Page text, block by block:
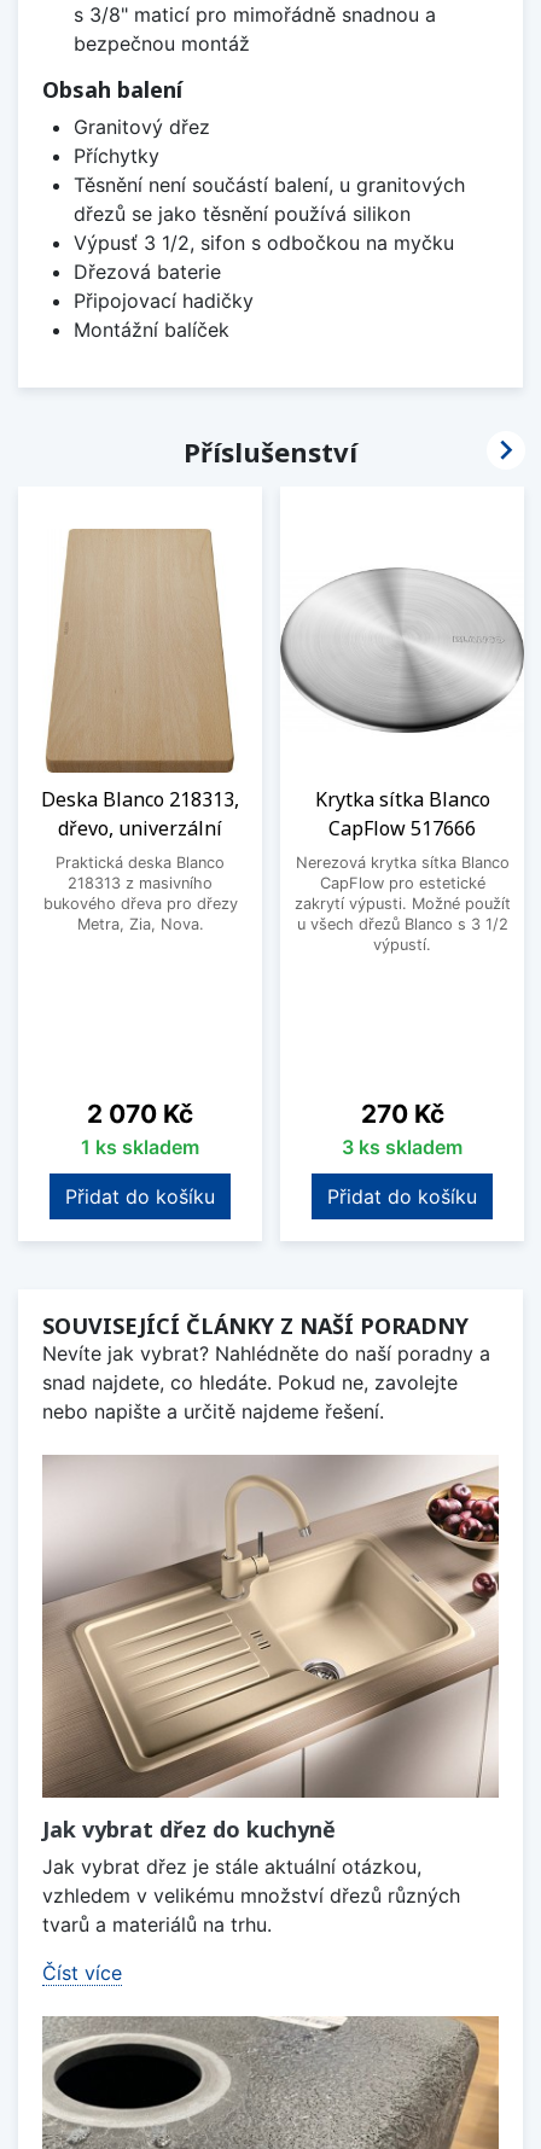
s 3/8" maticí pro mimořádně snadnou a
bezpečnou montáž
Obsah balení
Granitový dřez
Příchytky
Těsnění není součástí balení, u granitových
dřezů se jako těsnění používá silikon
Výpusť 3 1/2, sifon s odbočkou na myčku
Dřezová baterie
Připojovací hadičky
Montážní balíček
Příslušenství
Deska Blanco 218313,
dřevo, univerzální
Praktická deska Blanco
218313 z masivního
bukového dřeva pro dřezy
Metra, Zia, Nova.
Cena
2 070 Kč
1 ks skladem
Přidat do košíku
Krytka sítka Blanco
CapFlow 517666
Nerezová krytka sítka Blanco
CapFlow pro estetické
zakrytí výpusti. Možné použít
u všech dřezů Blanco s 3 1/2
výpustí.
Cena
270 Kč
3 ks skladem
Přidat do košíku

SOUVISEJÍCÍ ČLÁNKY Z NAŠÍ PORADNY
Nevíte jak vybrat? Nahlédněte do naší poradny a
snad najdete, co hledáte. Pokud ne, zavolejte
nebo napište a určitě najdeme řešení.
Jak vybrat dřez do kuchyně
Jak vybrat dřez je stále aktuální otázkou,
vzhledem v velikému množství dřezů různých
tvarů a materiálů na trhu.
Číst více